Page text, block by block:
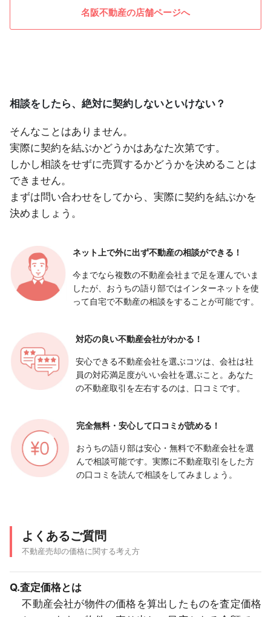
名阪不動産の店舗ページへ
相談をしたら、絶対に契約しないといけない？
そんなことはありません。
実際に契約を結ぶかどうかはあなた次第です。
しかし相談をせずに売買するかどうかを決めることは
できません。
まずは問い合わせをしてから、実際に契約を結ぶかを
決めましょう。
ネット上で外に出ず不動産の相談ができる！
今までなら複数の不動産会社まで足を運んでいま
したが、おうちの語り部ではインターネットを使
って自宅で不動産の相談をすることが可能です。
対応の良い不動産会社がわかる！
安心できる不動産会社を選ぶコツは、会社は社
員の対応満足度がいい会社を選ぶこと。あなた
の不動産取引を左右するのは、口コミです。
完全無料・安心して口コミが読める！
おうちの語り部は安心・無料で不動産会社を選
んで相談可能です。実際に不動産取引をした方
の口コミを読んで相談をしてみましょう。
よくあるご質問
不動産売却の価格に関する考え方
Q.査定価格とは
不動産会社が物件の価格を算出したものを査定価格